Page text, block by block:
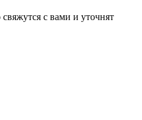
с вами и уточнят